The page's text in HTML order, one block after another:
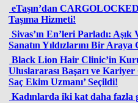
eTaşın’dan
Taşıma Hizmeti!
Sivas’ın En’leri Parladı:
Sanatın Yıldızlarını Bir Araya
Black Lion Hair Clinic’in
Uluslararası Başarı ve Kariyer
Saç Ekim Uzmanı’ Seçildi!
Kadınlarda iki kat daha fazla